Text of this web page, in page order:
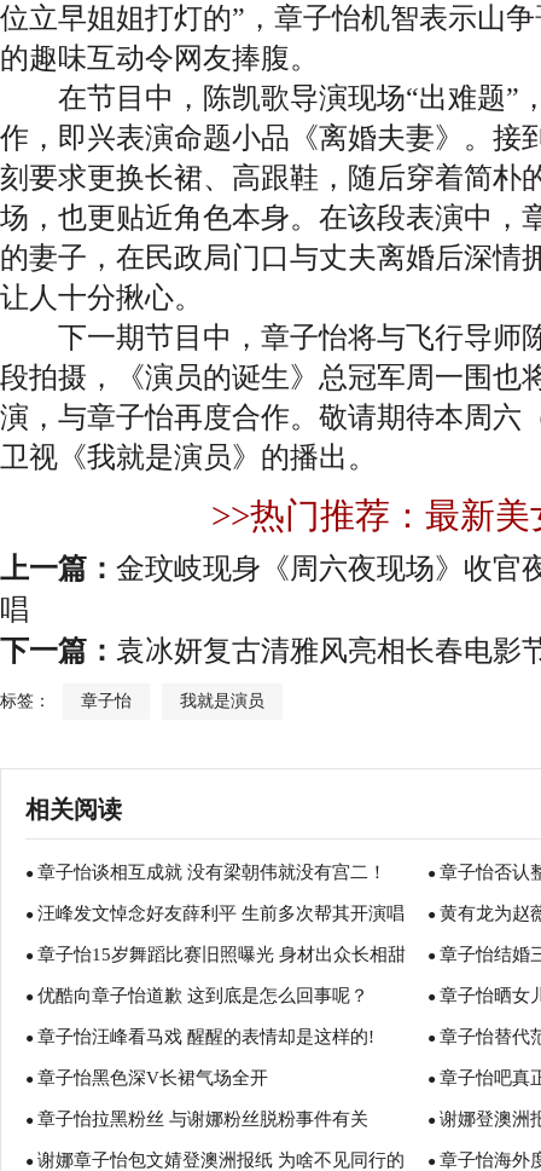
位立早姐姐打灯的”，章子怡机智表示山
的趣味互动令网友捧腹。
在节目中，陈凯歌导演现场“出难题”
作，即兴表演命题小品《离婚夫妻》。接
刻要求更换长裙、高跟鞋，随后穿着简朴
场，也更贴近角色本身。在该段表演中，
的妻子，在民政局门口与丈夫离婚后深情
让人十分揪心。
下一期节目中，章子怡将与飞行导师
段拍摄，《演员的诞生》总冠军周一围也
演，与章子怡再度合作。敬请期待本周六
卫视《我就是演员》的播出。
>>热门推荐：最新美
上一篇： 金玟岐现身《周六夜现场》收官
唱
下一篇： 袁冰妍复古清雅风亮相长春电影
标签： 章子怡 我就是演员
相关阅读
● 章子怡谈相互成就 没有梁朝伟就没有宫二！ ● 章子怡否认
一声！
● 汪峰发文悼念好友薛利平 生前多次帮其开演唱
会！
● 黄有龙为赵
的吗？ 赵薇
● 章子怡15岁舞蹈比赛旧照曝光 身材出众长相甜
美！
● 章子怡结婚
● 优酷向章子怡道歉 这到底是怎么回事呢？ ● 章子怡晒女
● 章子怡汪峰看马戏 醒醒的表情却是这样的! ● 章子怡替代
● 章子怡黑色深V长裙气场全开 ● 章子怡吧真
不是我吗？
● 章子怡拉黑粉丝 与谢娜粉丝脱粉事件有关 ● 谢娜登澳洲
● 谢娜章子怡包文婧登澳洲报纸 为啥不见同行的 ● 章子怡海外